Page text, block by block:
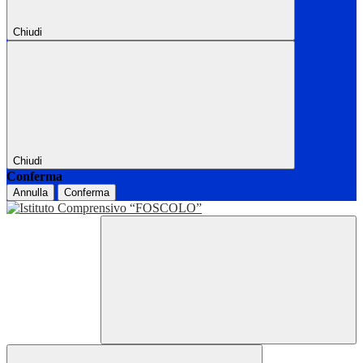
Chiudi
Chiudi
Conferma
Annulla Conferma